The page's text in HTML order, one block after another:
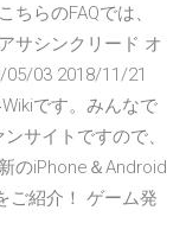
らのFAQでは、
サシンクリード オ
03 2018/11/21
です。みんなで
サイトですので、
のiPhone＆Android
ご紹介！ ゲーム発